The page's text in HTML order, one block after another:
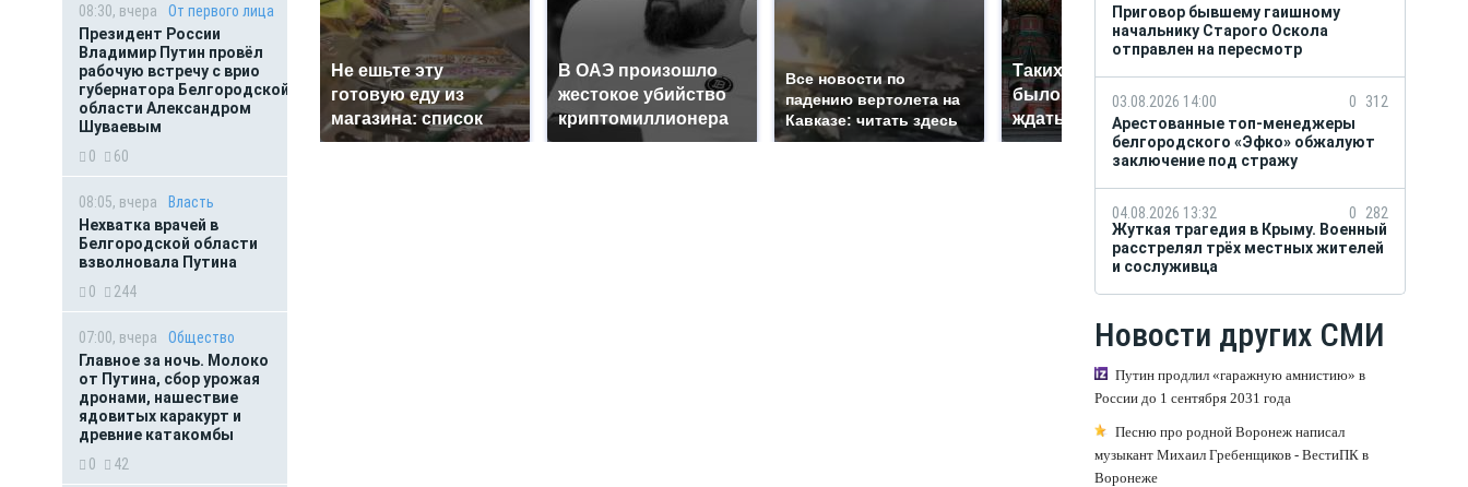
08:30, вчера
От первого лица
Президент России
Владимир Путин провёл
рабочую встречу с врио
губернатора Белгородской
области Александром
Шуваевым
0
60
08:05, вчера
Власть
Нехватка врачей в
Белгородской области
взволновала Путина
0
244
07:00, вчера
Общество
Главное за ночь. Молоко
от Путина, сбор урожая
дронами, нашествие
ядовитых каракурт и
древние катакомбы
0
42
Не ешьте эту
готовую еду из
магазина: список
В ОАЭ произошло
жестокое убийство
криптомиллионера
Все новости по
падению вертолета на
Кавказе: читать здесь
Таких событий не
было с 1945: чего
ждать всем нам?
В магазинах России
ажиотаж из-за этого
продукта: что купить?
Приговор бывшему гаишному
начальнику Старого Оскола
отправлен на пересмотр
03.08.2026 14:00 0
312
Арестованные топ-менеджеры
белгородского «Эфко» обжалуют
заключение под стражу
04.08.2026 13:32 0
282
Жуткая трагедия в Крыму. Военный
расстрелял трёх местных жителей
и сослуживца
Новости других СМИ
Путин продлил «гаражную амнистию» в
России до 1 сентября 2031 года
Песню про родной Воронеж написал
музыкант Михаил Гребенщиков - ВестиПК в
Воронеже